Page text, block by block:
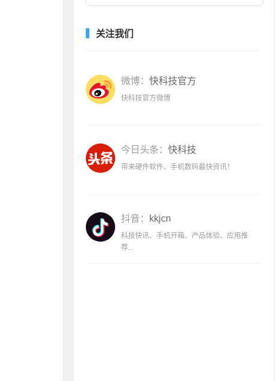
关注我们
微博： 快科技官方
快科技官方微博
今日头条： 快科技
带来硬件软件、手机数码最快资讯！
抖音： kkjcn
科技快讯、手机开箱、产品体验、应用推
荐...